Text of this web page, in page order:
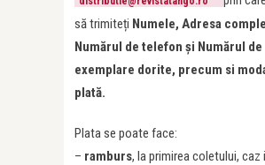
să trimiteți Numele, Adresa
Numărul de telefon și Numărul de
exemplare dorite, precum si
plată.
Plata se poate face:
– ramburs, la primirea coletului, caz